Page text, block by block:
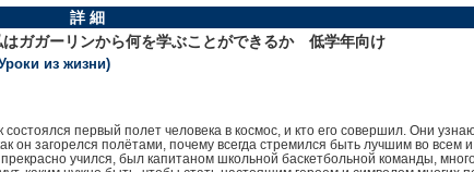
詳 細
ガガーリンから何を学ぶことができるか 低学年向け
из жизни)
состоялся первый полет человека в космос, и кто его совершил. Они
он загорелся полётами, почему всегда стремился быть лучшим во всем
учился, был капитаном школьной баскетбольной команды,